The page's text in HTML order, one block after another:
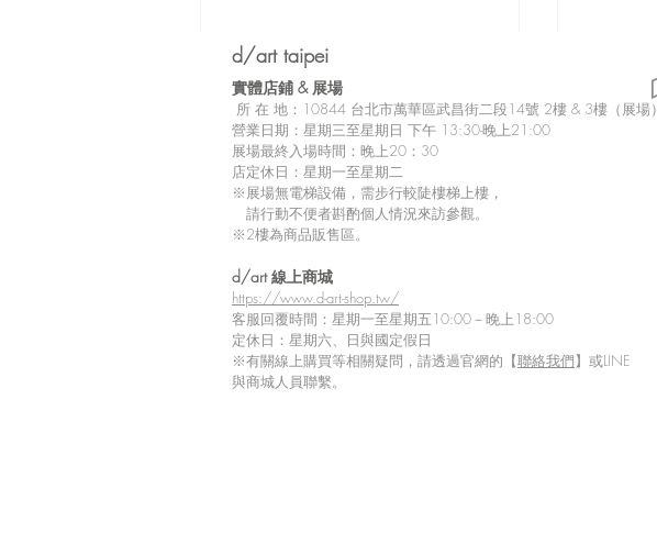
撰寫留言......
d/art taipei
實體店鋪 & 展場
所 在 地：10844 台北市萬華區武昌街二段14號 2樓 & 3樓（展場）
營業日期：星期三至星期日 下午 13:30-晚上21:00
展場最終入場時間：晚上20：30
店定休日：星期一至星期二
※展場無電梯設備，需步行較陡樓梯上樓，
請行動不便者斟酌個人情況來訪參觀。
※2樓為商品販售區。
d/art 線上商城
https://www.d-art-shop.tw/
客服回覆時間：星期一至星期五10:00－晚上18:00
定休日：星期六、日與國定假日
※有關線上購買等相關疑問，請透過官網的【聯絡我們】或LINE
與商城人員聯繫。